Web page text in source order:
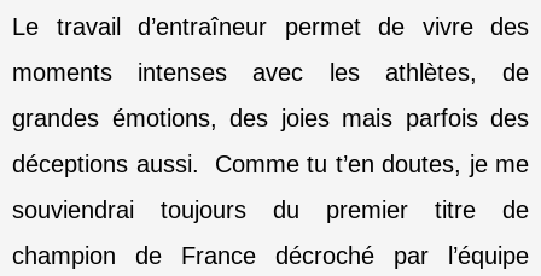
Le travail d’entraîneur permet de vivre des
moments intenses avec les athlètes, de
grandes émotions, des joies mais parfois des
déceptions aussi. Comme tu t’en doutes, je me
souviendrai toujours du premier titre de
champion de France décroché par l’équipe